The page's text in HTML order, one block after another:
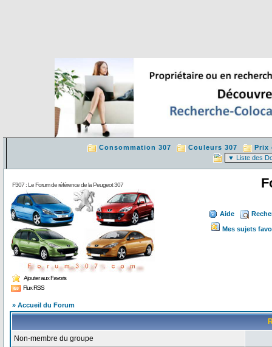
Consommation 307 Couleurs 307 Prix
F307 : Le Forum de référence de la Peugeot 307
Ajouter aux Favoris
Flux RSS
Aide
Mes sujets
» Accueil du Forum
Non-membre du groupe